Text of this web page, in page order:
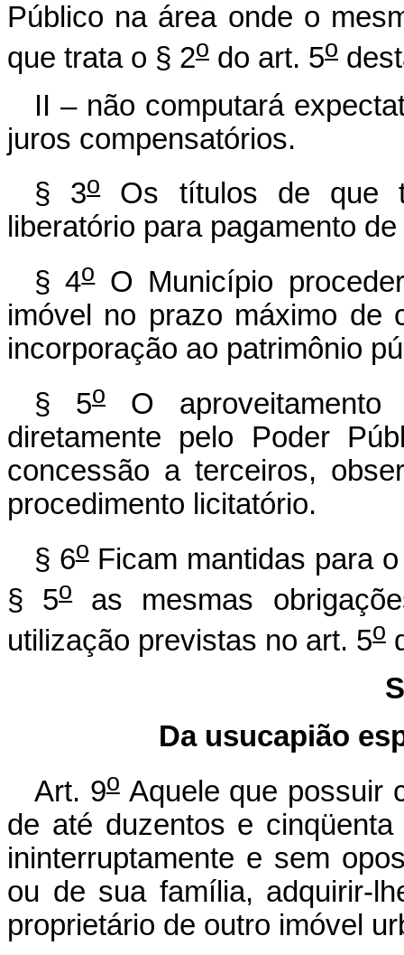
Público na área onde o
que trata o § 2o do art. 5o
II – não computará
juros compensatórios.
§ 3oOs títulos de que
liberatório para pagamento
§ 4oO Município
imóvel no prazo máximo de
incorporação ao patrimônio
§ 5o
O
diretamente pelo Poder
concessão a terceiros,
procedimento licitatório.
§ 6oFicam mantidas para
§ 5oas mesmas
utilização previstas no art. 5o
Da usucapião
Art. 9o Aquele que possuir
de até duzentos e
ininterruptamente e sem
ou de sua família, adquirir-
proprietário de outro imóvel